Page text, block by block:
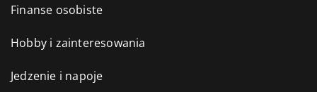
Finanse osobiste
Hobby i zainteresowania
Jedzenie i napoje